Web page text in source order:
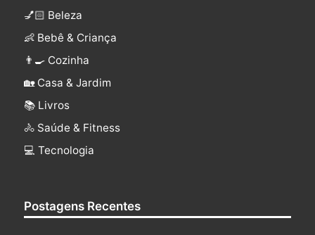
💅🏻 Beleza
👶 Bebê & Criança
👨‍🍳 Cozinha
🏡 Casa & Jardim
📚 Livros
🚴 Saúde & Fitness
‍💻 Tecnologia
Postagens Recentes